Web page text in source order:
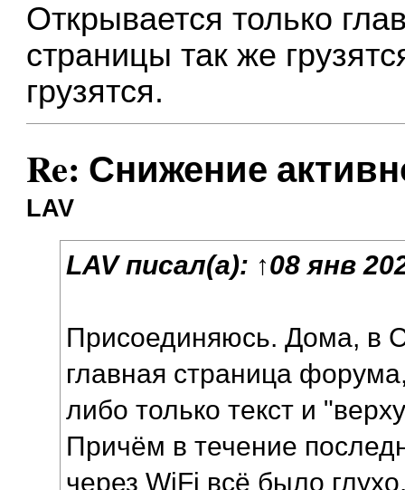
Открывается только
страницы так же
грузятся.
Re: Снижение
LAV
LAVписал(а): ↑08 янв
Присоединяюсь. Дома, в
главная страница
либо только текст и
Причём в течение
через WiFi всё было